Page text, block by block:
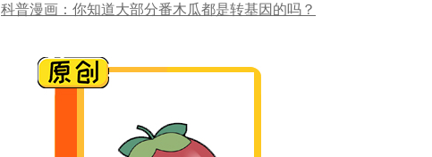
科普漫画：你知道大部分番木瓜都是转基因的吗？